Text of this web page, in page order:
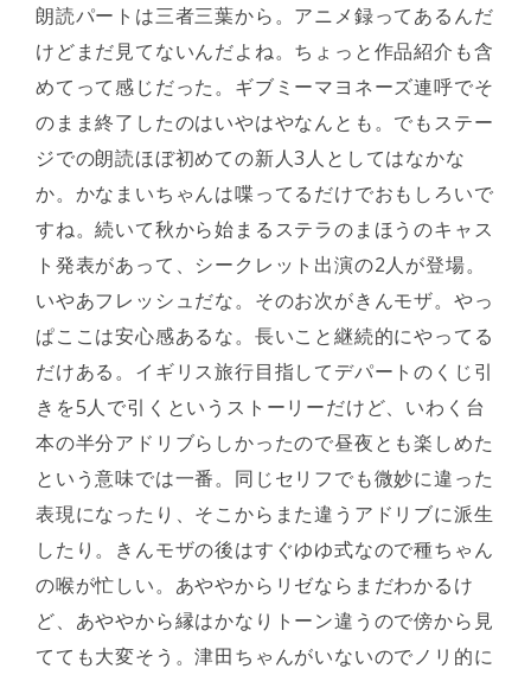
朗読パートは三者三葉から。アニメ録ってあるんだ
けどまだ見てないんだよね。ちょっと作品紹介も含
めてって感じだった。ギブミーマヨネーズ連呼でそ
のまま終了したのはいやはやなんとも。でもステー
ジでの朗読ほぼ初めての新人3人としてはなかな
か。かなまいちゃんは喋ってるだけでおもしろいで
すね。続いて秋から始まるステラのまほうのキャス
ト発表があって、シークレット出演の2人が登場。
いやあフレッシュだな。そのお次がきんモザ。やっ
ぱここは安心感あるな。長いこと継続的にやってる
だけある。イギリス旅行目指してデパートのくじ引
きを5人で引くというストーリーだけど、いわく台
本の半分アドリブらしかったので昼夜とも楽しめた
という意味では一番。同じセリフでも微妙に違った
表現になったり、そこからまた違うアドリブに派生
したり。きんモザの後はすぐゆゆ式なので種ちゃん
の喉が忙しい。あややからリゼならまだわかるけ
ど、あややから縁はかなりトーン違うので傍から見
てても大変そう。津田ちゃんがいないのでノリ的に